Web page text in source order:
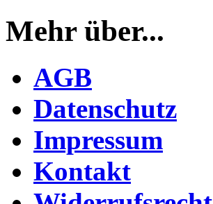
Mehr über...
AGB
Datenschutz
Impressum
Kontakt